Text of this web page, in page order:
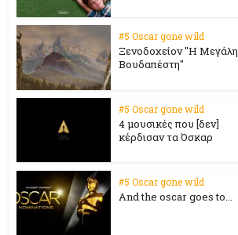
#5 Oscar gone wild
Ξενοδοχείον "Η Μεγάλη
Βουδαπέστη"
#5 Oscar gone wild
4 μουσικές που [δεν]
κέρδισαν τα Όσκαρ
#5 Oscar gone wild
And the oscar goes to...